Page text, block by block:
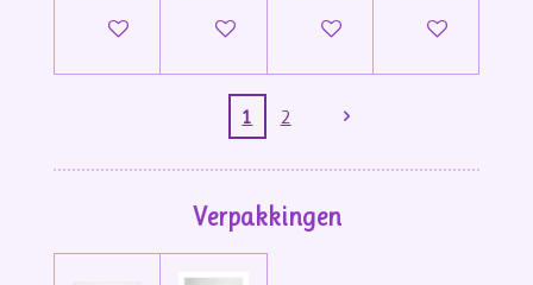
In winkelwagenIn winkelwagenIn winkelwagenIn winkelwagen
1 2
Verpakkingen